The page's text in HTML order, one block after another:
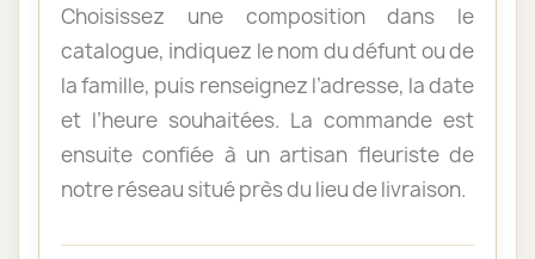
Choisissez une composition dans le
catalogue, indiquez le nom du défunt ou de
la famille, puis renseignez l’adresse, la date
et l’heure souhaitées. La commande est
ensuite confiée à un artisan fleuriste de
notre réseau situé près du lieu de livraison.